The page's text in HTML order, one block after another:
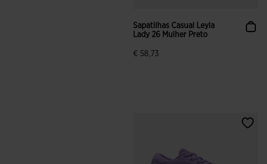
Sapatilhas Casual Leyla
Lady 26 Mulher Preto
€ 58,73